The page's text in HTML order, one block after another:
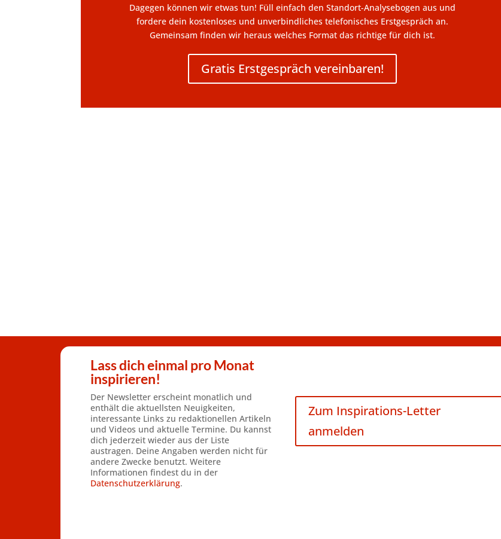
Dagegen können wir etwas tun! Füll einfach den Standort-Analysebogen aus und
fordere dein kostenloses und unverbindliches telefonisches Erstgespräch an.
Gemeinsam finden wir heraus welches Format das richtige für dich ist.
Gratis Erstgespräch vereinbaren!
Lass dich einmal pro Monat
inspirieren!
Der Newsletter erscheint monatlich und
enthält die aktuellsten Neuigkeiten,
interessante Links zu redaktionellen Artikeln
und Videos und aktuelle Termine. Du kannst
dich jederzeit wieder aus der Liste
austragen. Deine Angaben werden nicht für
andere Zwecke benutzt. Weitere
Informationen findest du in der
Datenschutzerklärung.
Zum Inspirations-Letter
anmelden